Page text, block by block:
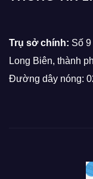
Trụ sở chính: Số
Long Biên, thành
Đường dây nóng: